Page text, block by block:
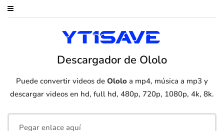
Descargador de Ololo
Puede convertir videos de Ololo a mp4, música a mp3 y
descargar videos en hd, full hd, 480p, 720p, 1080p, 4k, 8k.